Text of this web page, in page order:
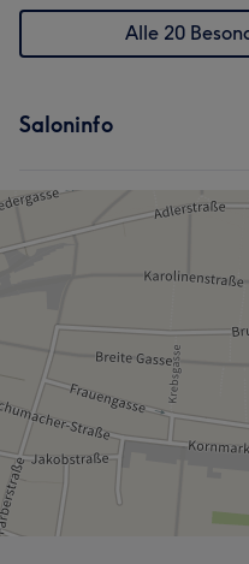
Alle 20
Saloninfo